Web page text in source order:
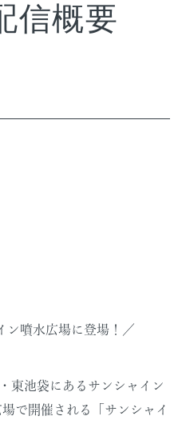
信概要
ン噴水広場に登場！／
東池袋にあるサンシャイン
で開催される「サンシャイ